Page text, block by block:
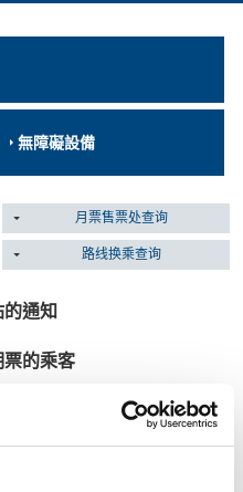
無障礙設備
月票售票处查询
路线换乘查询
通知
票的乘客